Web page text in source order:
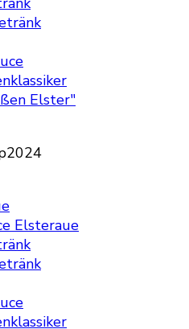
Elster"
Elsteraue